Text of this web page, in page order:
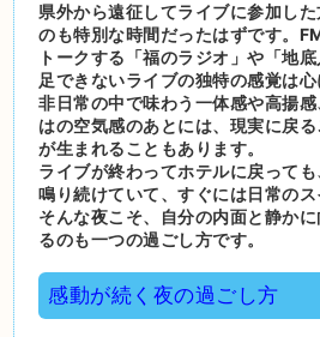
県外から遠征してライブに参加し
のも特別な時間だったはずです。
トークする「福のラジオ」や「地
足できないライブの独特の感覚は心
非日常の中で味わう一体感や高揚
はの空気感のあとには、現実に戻
が生まれることもあります。
ライブが終わってホテルに戻って
鳴り続けていて、すぐには日常のス
そんな夜こそ、自分の内面と静か
るのも一つの過ごし方です。
感動が続く夜の過ごし方